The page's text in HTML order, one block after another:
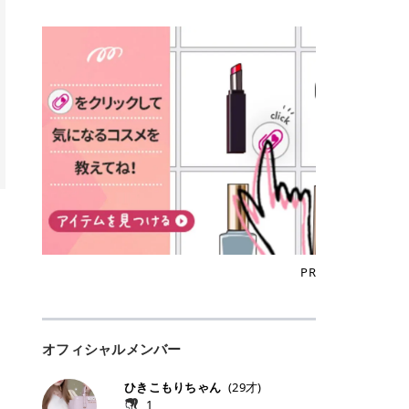
アとしても活用できます。 トナーパ
ッドの選び方 トナーパッドは、配合
成分やパッドの素材によって特徴が
異なります。 自分の肌悩みや理想の
仕上がりに合わせて選ぶことで、毎
日のスキンケアに取り入れやすくな
ります。 肌悩みに合わせて選ぶ パ
ッドの素材で選ぶ トナーパッドの使
い方 洗顔後すぐの清潔な肌に使用し
ます。 STEP1 エンボス面（凹凸
面）で顔全体をやさしく拭き取りま
す。 特に小鼻・あご・額など皮脂や
古い角質が気になる部分は丁寧にな
じませましょう。 STEP2 パッドを
裏返し、フラット面で顔全体をやさ
しく押さえながら化粧水をなじませ
キンケアを行います。 乾燥が気にな
パックとして使用するのもおすすめ
こからは、保湿ケアや肌荒れケア、
毛穴ケアなど目的別におすすめのト
するまでの期間や必要な施術回数が
大きな違いとして挙げられます！ 医
療脱毛は、医療機関（クリニックや
皮膚科など）だけで扱える高出力の
レーザーを使って、発毛組織にアプ
ローチする施術といわれています。
そのため、少ない回数で永久脱毛
（※）を目指すことができます。
（※永久脱毛とは一生毛が1本も生
えてこないという意味ではなく、ア
メリカの基準に基づき「長期間にわ
たって毛量が明らかに減少している
状態が維持されること」を指しま
のがメリットですが、毛根を破壊す
ます。 なお、医療脱毛は保険がきか
ない自由診療なので、クリニックに
います。だからこそ、しっかり比較
すい ラシャ メディオスターNeXT P
RO ジェントルYAGプロ 公式サイト
> ※医療脱毛は自由診療です。治療
には赤み、痒み、火傷、毛嚢炎、一
時的な硬毛化などのリスクが伴いま
す。 目次▼ 1. エミナルクリニック
の魅力とは？選ばれる3つの特徴 ・
最短6か月からの脱毛プランが選べ
る！ ・全国60院以上＆21時まで営
業！ ・痛みに配慮した医療脱毛器の
導入と肌トラブル対応 2. エミナル
クリニックの口コミ・評判 3. エミ
ナルクリニックの全身脱毛料金プラ
・追加費用がかからないシステム ・
リニックのお得な割引・キャンペー
で割引 ・ペア限定プラン｜家族や友
人と一緒にスタートできる ・他社か
ような血色感を演出するヌーディー
ピンク。 黄みと青みのバランスが良
く、自然になじむコーラル系カラー
です。 自然な血色感をプラスしてく
れるので、ナチュラルメイクとの相
性抜群。 可愛らしく、多幸感のある
印象に仕上がります。 ワインベリー
｜気品をまとうローズレッド 深みの
ある青みレッド。 大人っぽく華やか
な印象を与えるベリーカラーです。
ひと塗りで顔全体が華やかになり、
リップを主役にしたメイクが完成。
クールで上品な雰囲気を演出できま
ニュートラルな発色で、肌色を選び
落ち着いた印象に仕上がり、オン・
いめメイクにもカジュアルメイクに
もマッチします。 ラズベリーケーキ
ーグロスが広がり、ふっくらボリュ
フティングしたような、新しいリッ
プティンググロス💄 実際に使用した
方のクチコミ > 5 > プルプル > 唇に
塗るPDRNグロス > > AMUSE ジェ
ルフィットグロス > > ぷっくりツヤ
ツヤだけどベタっとした感じはなく
て使いやすいですね。プランピング
効果で少しスーッとします。ここは
好き嫌いがあるかもしれませんが慣
チップは片面がツルツル、片面がモ
ケモケになってます。 > > 桜グロス
【日本限定色】：上品なピンクベー
も上品で使いやすい色ですね。すも
いるので華やかそうに見えるけど、
> > スキンケア成分が配合されてい
て保湿もしっかりしてくれます。最
も、＠cosmeも、いつものコスメ購
入を“ちょっとお得”に変えられるの
が、トラミーリワードです✨ 今回
は、トラミーリワードの特徴や活用
方法、美容好きさんにおすすめな理
由を詳しくご紹介します！ トラミー
リワードとは？ 「トラミーリワー
ド」は、東証グロース上場企業であ
る株式会社アイズが運営する、安
心・安全なポイントサイト機能で
す。 トラミーリワードは、トラミー
会員向けのポイントサービスです。
対象ショップやサービスを利用する
ことでポイントを獲得でき、貯まっ
たポイントはAmazonギフト券やド
ットマネーなどに交換できます。 普
イ活初心者でも始めやすいのが魅力
段よく使っているコスメ通販サイト
けでポイントが貯まるのが大きな魅
力です✨ 例えば、、、 ・メガ割の
PR
オフィシャルメンバー
ひきこもりちゃん (29才)
1